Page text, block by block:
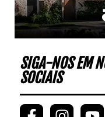
SIGA-NOS EM
SOCIAIS